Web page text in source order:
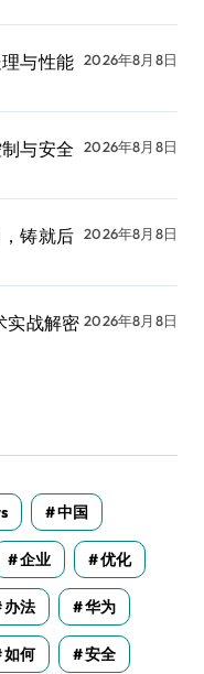
与性能 2026年8月8日
与安全
2026年8月8日
铸就后 2026年8月8日
实战解密 2026年8月8日
中国
企业 优化
办法 华为
如何 安全